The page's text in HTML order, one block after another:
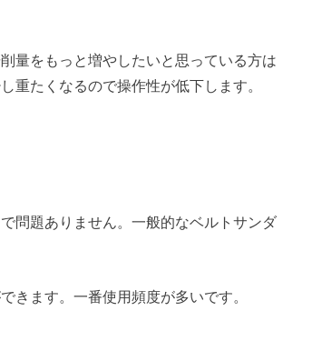
削量をもっと増やしたいと思っている方は
重たくなるので操作性が低下します。
問題ありません。一般的なベルトサンダ
きます。一番使用頻度が多いです。